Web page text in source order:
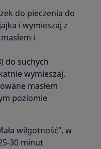
do pieczenia do
i wymieszaj z
i
do suchych
wymieszaj.
masłem
poziomie
wilgotność”, w
30 minut